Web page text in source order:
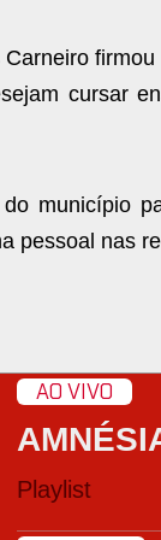
cursar
município
pessoal nas
AO VIVO
Playlist